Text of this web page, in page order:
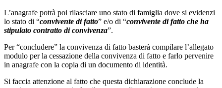
L’anagrafe potrà poi rilasciare uno stato di famiglia dove si evidenzi
lo stato di “convivente di fatto” e/o di “convivente di fatto che ha
stipulato contratto di convivenza”.
Per “concludere” la convivenza di fatto basterà compilare l’allegato
modulo per la cessazione della convivenza di fatto e farlo pervenire
in anagrafe con la copia di un documento di identità.
Si faccia attenzione al fatto che questa dichiarazione conclude la